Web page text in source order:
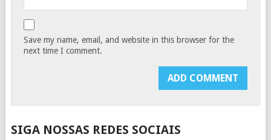
Save my name, email, and website in this browser for the
next time I comment.
SIGA NOSSAS REDES SOCIAIS